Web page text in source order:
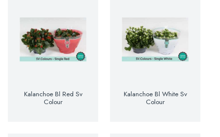
Kalanchoe Bl Red Sv
Colour
Kalanchoe Bl White Sv
Colour